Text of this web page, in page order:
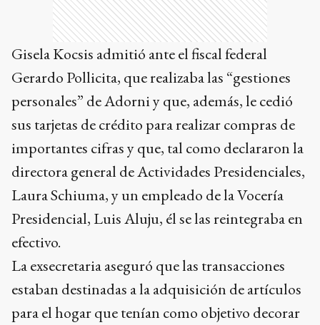
Gisela Kocsis admitió ante el fiscal federal
Gerardo Pollicita, que realizaba las “gestiones
personales” de Adorni y que, además, le cedió
sus tarjetas de crédito para realizar compras de
importantes cifras y que, tal como declararon la
directora general de Actividades Presidenciales,
Laura Schiuma, y un empleado de la Vocería
Presidencial, Luis Aluju, él se las reintegraba en
efectivo.
La exsecretaria aseguró que las transacciones
estaban destinadas a la adquisición de artículos
para el hogar que tenían como objetivo decorar